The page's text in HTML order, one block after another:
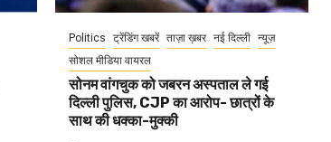
Politics ट्रेंडिंग खबरें ताज़ा ख़बर नई दिल्ली न्यूज़
सोशल मीडिया वायरल
सोनम वांगचुक को जबरन अस्पताल ले गई
दिल्ली पुलिस, CJP का आरोप- छात्रों के
साथ की धक्का-मुक्की